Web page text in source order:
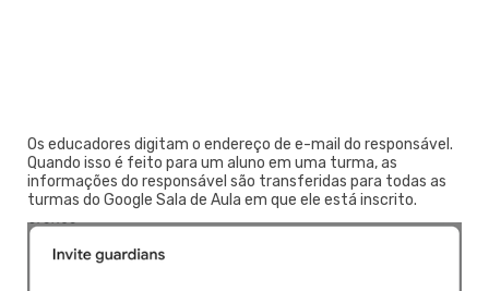
Os educadores digitam o endereço de e-mail do responsável.
Quando isso é feito para um aluno em uma turma, as
informações do responsável são transferidas para todas as
turmas do Google Sala de Aula em que ele está inscrito.